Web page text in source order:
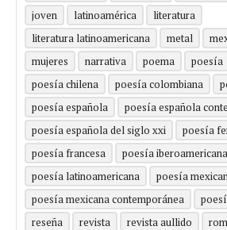
joven
latinoamérica
literatura
literatura latinoamericana
metal
mujeres
narrativa poema poesía
poesía chilena
poesía colombiana
poesía española
poesía española
poesía española del siglo xxi
poesía
poesía francesa
poesía iberoamericana
poesía latinoamericana
poesía
poesía mexicana contemporánea
reseña
revista revista aullido